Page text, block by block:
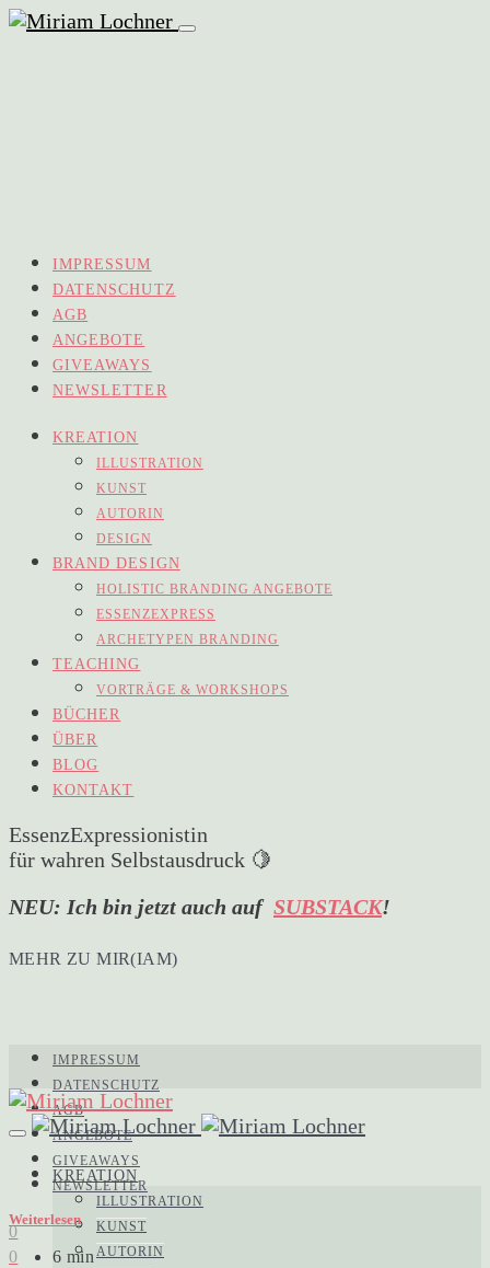
IMPRESSUM
DATENSCHUTZ
AGB
ANGEBOTE
GIVEAWAYS
NEWSLETTER
KREATION
ILLUSTRATION
KUNST
AUTORIN
DESIGN
BRAND DESIGN
HOLISTIC BRANDING ANGEBOTE
ESSENZEXPRESS
ARCHETYPEN BRANDING
TEACHING
VORTRÄGE & WORKSHOPS
BÜCHER
ÜBER
BLOG
KONTAKT
EssenzExpressionistin
für wahren Selbstausdruck 🍋
NEU: Ich bin jetzt auch auf SUBSTACK!
MEHR ZU MIR(IAM)
IMPRESSUM
DATENSCHUTZ
AGB
ANGEBOTE
GIVEAWAYS
NEWSLETTER
0
0
KREATION
ILLUSTRATION
KUNST
AUTORIN
Weiterlesen
6 min